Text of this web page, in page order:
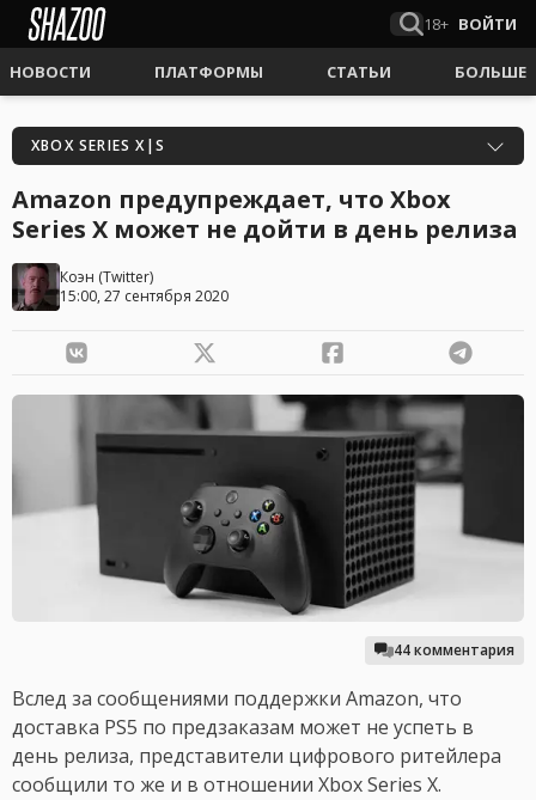
18+ ВОЙТИ
НОВОСТИ ПЛАТФОРМЫ СТАТЬИ БОЛЬШЕ
XBOX SERIES X|S
Amazon предупреждает, что Xbox
Series X может не дойти в день релиза
Коэн (Twitter)
15:00, 27 сентября 2020
44 комментария
Вслед за сообщениями поддержки Amazon, что
доставка PS5 по предзаказам может не успеть в
день релиза, представители цифрового ритейлера
сообщили то же и в отношении Xbox Series X.